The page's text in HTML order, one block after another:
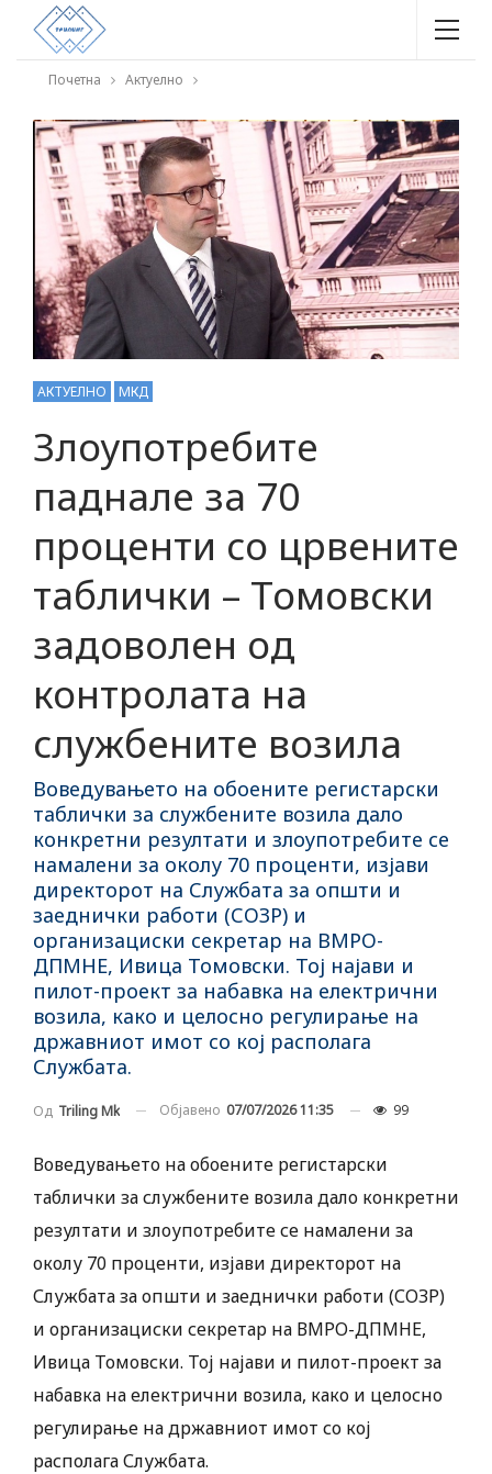
Почетна Актуелно
АКТУЕЛНО МКД
Злоупотребите
паднале за 70
проценти со црвените
таблички – Томовски
задоволен од
контролата на
службените возила
Воведувањето на обоените регистарски
таблички за службените возила дало
конкретни резултати и злоупотребите се
намалени за околу 70 проценти, изјави
директорот на Службата за општи и
заеднички работи (СОЗР) и
организациски секретар на ВМРО-
ДПМНЕ, Ивица Томовски. Тој најави и
пилот-проект за набавка на електрични
возила, како и целосно регулирање на
државниот имот со кој располага
Службата.
Од Triling Mk Објавено 07/07/2026 11:35 99
Воведувањето на обоените регистарски
таблички за службените возила дало конкретни
резултати и злоупотребите се намалени за
околу 70 проценти, изјави директорот на
Службата за општи и заеднички работи (СОЗР)
и организациски секретар на ВМРО-ДПМНЕ,
Ивица Томовски. Тој најави и пилот-проект за
набавка на електрични возила, како и целосно
регулирање на државниот имот со кој
располага Службата.